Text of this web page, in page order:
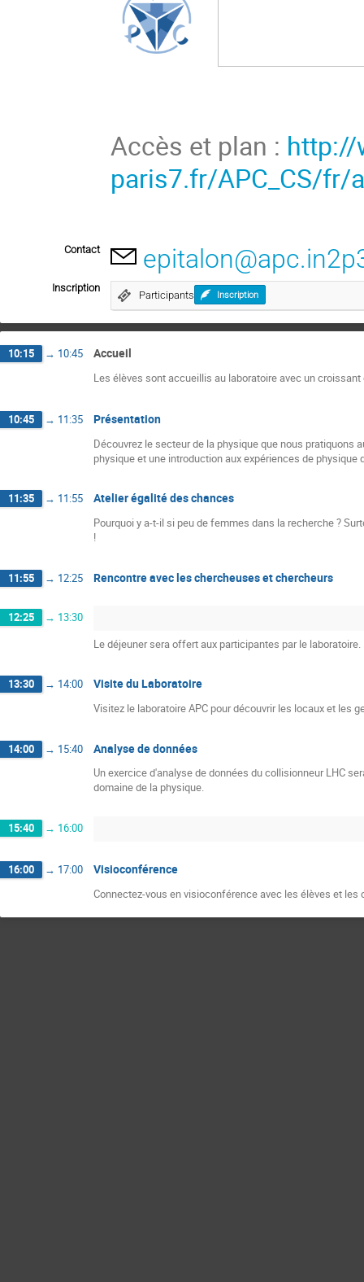
Accès et plan : http://
paris7.fr/APC_CS/fr/
Contact
Inscription
Participants Inscription
10:15 → 10:45 Accueil
Les élèves sont accueillis au laboratoire avec un croissant
10:45 → 11:35 Présentation
Découvrez le secteur de la physique que nous pratiquons
physique et une introduction aux expériences de physique
11:35 → 11:55 Atelier égalité des chances
Pourquoi y a-t-il si peu de femmes dans la recherche ?
!
11:55 → 12:25 Rencontre avec les chercheuses et chercheurs
12:25 → 13:30
Le déjeuner sera offert aux participantes par le laboratoire.
13:30 → 14:00 Visite du Laboratoire
Visitez le laboratoire APC pour découvrir les locaux et les
14:00 → 15:40 Analyse de données
Un exercice d'analyse de données du collisionneur LHC
domaine de la physique.
15:40 → 16:00
16:00 → 17:00 Visioconférence
Connectez-vous en visioconférence avec les élèves et